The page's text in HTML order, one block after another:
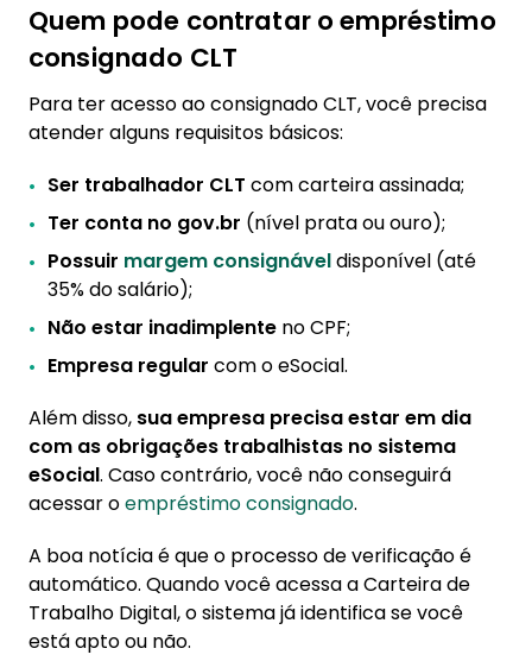
Quem pode contratar o empréstimo
consignado CLT
Para ter acesso ao consignado CLT, você precisa
atender alguns requisitos básicos:
Ser trabalhador CLT com carteira assinada;
Ter conta no gov.br (nível prata ou ouro);
Possuir margem consignáveldisponível (até
35% do salário);
Não estar inadimplente no CPF;
Empresa regular com o eSocial.
Além disso, sua empresa precisa estar em dia
com as obrigações trabalhistas no sistema
eSocial. Caso contrário, você não conseguirá
acessar oempréstimo consignado.
A boa notícia é que o processo de verificação é
automático. Quando você acessa a Carteira de
Trabalho Digital, o sistema já identifica se você
está apto ou não.